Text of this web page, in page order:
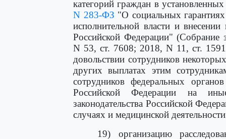
категорий граждан в
N 283-ФЗ "О социальных
исполнительной власти и
Российской Федерации" (Собрание
N 53, ст. 7608; 2018, N 11, ст.
довольствии сотрудников
других выплатах этим
сотрудников федеральных
Российской Федерации на
законодательства Российской
случаях и медицинской
19) организацию